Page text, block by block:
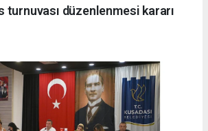
düzenlenmesi kararı